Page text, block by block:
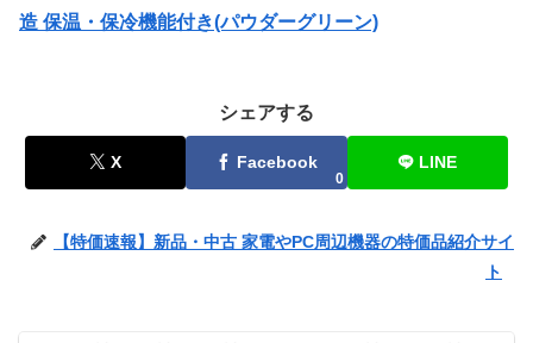
造 保温・保冷機能付き(パウダーグリーン)
シェアする
X Facebook
0
LINE
【特価速報】新品・中古 家電やPC周辺機器の特価品紹介サイ
ト